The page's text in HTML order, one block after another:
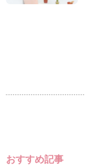
おすすめ記事